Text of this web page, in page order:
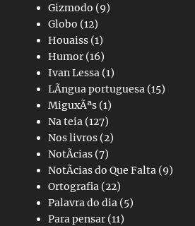
Gizmodo (9)
Globo (12)
Houaiss (1)
Humor(16)
Ivan Lessa (1)
LÃ­ngua portuguesa (15)
MiguxÃªs (1)
Na teia (127)
Nos livros (2)
NotÃ­cias (7)
NotÃ­cias do Que Falta (9)
Ortografia (22)
Palavra do dia (5)
Para pensar(11)